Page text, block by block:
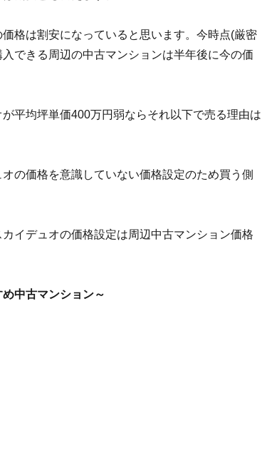
格は割安になっていると思います。今時点(厳密
できる周辺の中古マンションは半年後に今の価
平均坪単価400万円弱ならそれ以下で売る理由は
の価格を意識していない価格設定のため買う側
イデュオの価格設定は周辺中古マンション価格
中古マンション～